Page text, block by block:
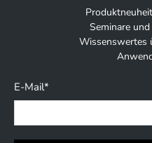
Seminare
Wissenswertes
E-Mail*